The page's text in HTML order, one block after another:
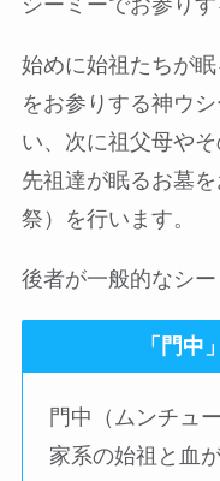
シーミーでお参り
始めに始祖たちが眠
をお参りする神ウ
い、次に祖父母や
先祖達が眠るお墓
祭）を行います。
後者が一般的なシー
「門中
門中（ムンチュ
家系の始祖と血